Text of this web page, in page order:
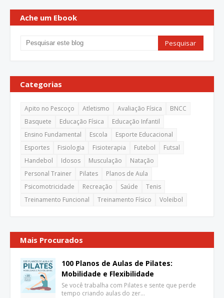
Ache um Ebook
Categorias
Apito no Pescoço Atletismo Avaliação Física
BNCC
Basquete
Educação Física
Educação Infantil
Ensino Fundamental
Escola
Esporte Educacional
Esportes
Fisiologia Fisioterapia Futebol
Futsal
Handebol
Idosos Musculação
Natação
Personal Trainer
Pilates
Planos de Aula
Psicomotricidade
Recreação Saúde
Tenis
Treinamento Funcional
Treinamento Físico Voleibol
Mais Procurados
100 Planos de Aulas de Pilates:
Mobilidade e Flexibilidade
Se você trabalha com Pilates e sente que perde
tempo criando aulas do zer…